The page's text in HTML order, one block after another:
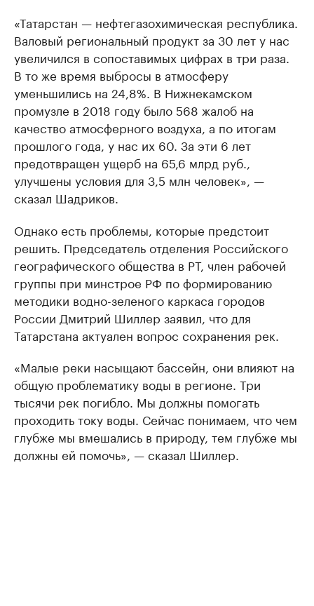
«Татарстан — нефтегазохимическая республика.
Валовый региональный продукт за 30 лет у нас
увеличился в сопоставимых цифрах в три раза.
В то же время выбросы в атмосферу
уменьшились на 24,8%. В Нижнекамском
промузле в 2018 году было 568 жалоб на
качество атмосферного воздуха, а по итогам
прошлого года, у нас их 60. За эти 6 лет
предотвращен ущерб на 65,6 млрд руб.,
улучшены условия для 3,5 млн человек», —
сказал Шадриков.
Однако есть проблемы, которые предстоит
решить. Председатель отделения Российского
географического общества в РТ, член рабочей
группы при минстрое РФ по формированию
методики водно-зеленого каркаса городов
России Дмитрий Шиллер заявил, что для
Татарстана актуален вопрос сохранения рек.
«Малые реки насыщают бассейн, они влияют на
общую проблематику воды в регионе. Три
тысячи рек погибло. Мы должны помогать
проходить току воды. Сейчас понимаем, что чем
глубже мы вмешались в природу, тем глубже мы
должны ей помочь», — сказал Шиллер.